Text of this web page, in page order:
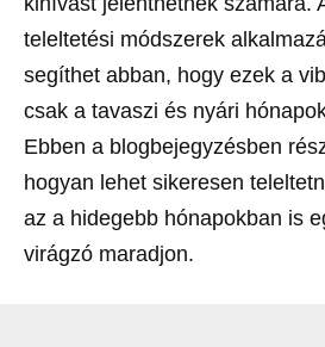
teleltetési módszerek
segíthet abban, hogy ezek a
csak a tavaszi és nyári
Ebben a blogbejegyzésben
hogyan lehet sikeresen
az a hidegebb hónapokban is
virágzó maradjon.